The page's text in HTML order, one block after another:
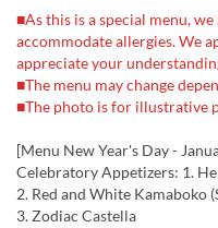
■As this is a special menu,
accommodate allergies. We
appreciate your
■The menu may change
■The photo is for illustrative
[Menu New Year's Day -
Celebratory Appetizers: 1.
2. Red and White Kamaboko
3. Zodiac Castella